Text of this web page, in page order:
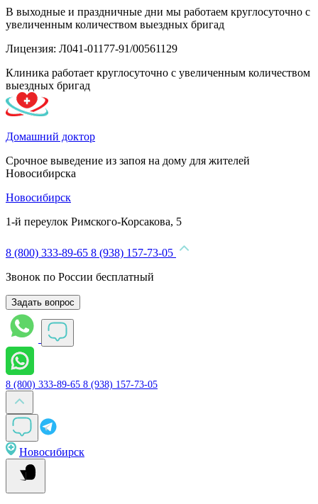
В выходные и праздничные дни мы работаем круглосуточно с
увеличенным количеством выездных бригад
Лицензия: Л041-01177-91/00561129
Клиника работает круглосуточно с увеличенным количеством
выездных бригад
Домашний доктор
Срочное выведение из запоя на дому для жителей
Новосибирска
Новосибирск
1-й переулок Римского-Корсакова, 5
8 (800) 333-89-65 8 (938) 157-73-05
Звонок по России бесплатный
Задать вопрос
8 (800) 333-89-65 8 (938) 157-73-05
Новосибирск